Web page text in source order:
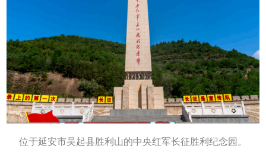
位于延安市吴起县胜利山的中央红军长征胜利纪念园。